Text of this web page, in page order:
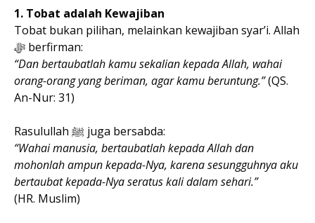
1. Tobat adalah Kewajiban
Tobat bukan pilihan, melainkan kewajiban syar’i. Allah
ﷻ berfirman:
“Dan bertaubatlah kamu sekalian kepada Allah, wahai
orang-orang yang beriman, agar kamu beruntung.”(QS.
An-Nur: 31)
Rasulullah ﷺ juga bersabda:
“Wahai manusia, bertaubatlah kepada Allah dan
mohonlah ampun kepada-Nya, karena sesungguhnya aku
bertaubat kepada-Nya seratus kali dalam sehari.”
(HR. Muslim)